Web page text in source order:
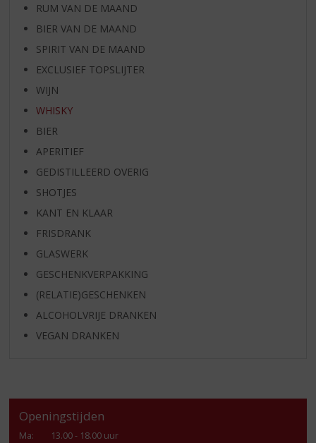
RUM VAN DE MAAND
BIER VAN DE MAAND
SPIRIT VAN DE MAAND
EXCLUSIEF TOPSLIJTER
WIJN
WHISKY
BIER
APERITIEF
GEDISTILLEERD OVERIG
SHOTJES
KANT EN KLAAR
FRISDRANK
GLASWERK
GESCHENKVERPAKKING
(RELATIE)GESCHENKEN
ALCOHOLVRIJE DRANKEN
VEGAN DRANKEN
Openingstijden
Ma:
13.00 - 18.00 uur